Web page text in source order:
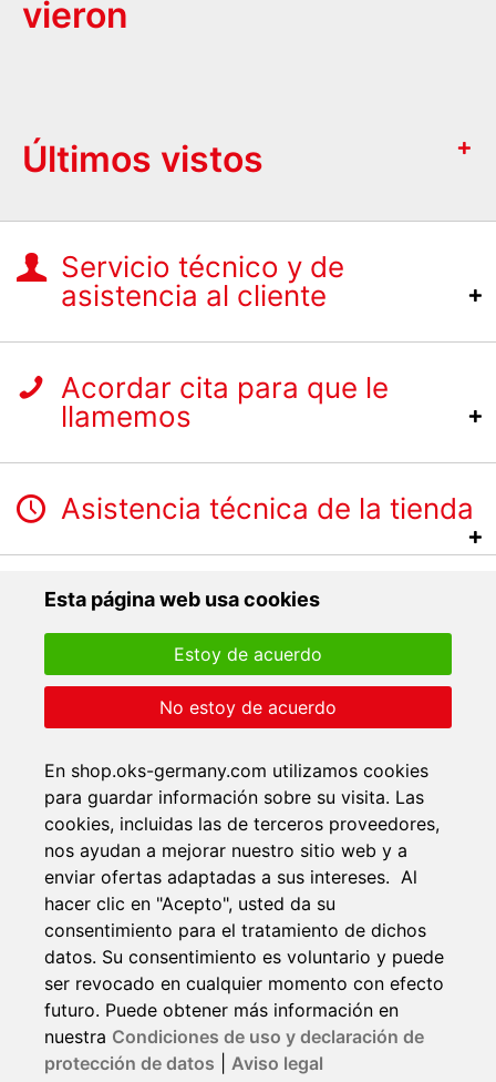
Esta página web usa cookies
En shop.oks-germany.com utilizamos cookies
para guardar información sobre su visita. Las
cookies, incluidas las de terceros proveedores,
nos ayudan a mejorar nuestro sitio web y a
enviar ofertas adaptadas a sus intereses. Al
hacer clic en "Acepto", usted da su
consentimiento para el tratamiento de dichos
datos. Su consentimiento es voluntario y puede
ser revocado en cualquier momento con efecto
futuro. Puede obtener más información en
nuestra Condiciones de uso y declaración de
protección de datos
Aviso legal
No estoy de acuerdo
Estoy de acuerdo
vieron
Últimos vistos
Servicio técnico y de
asistencia al cliente
Acordar cita para que le
llamemos
Asistencia técnica de la tienda